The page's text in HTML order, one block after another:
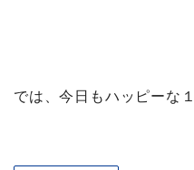
では、今日もハッピーな